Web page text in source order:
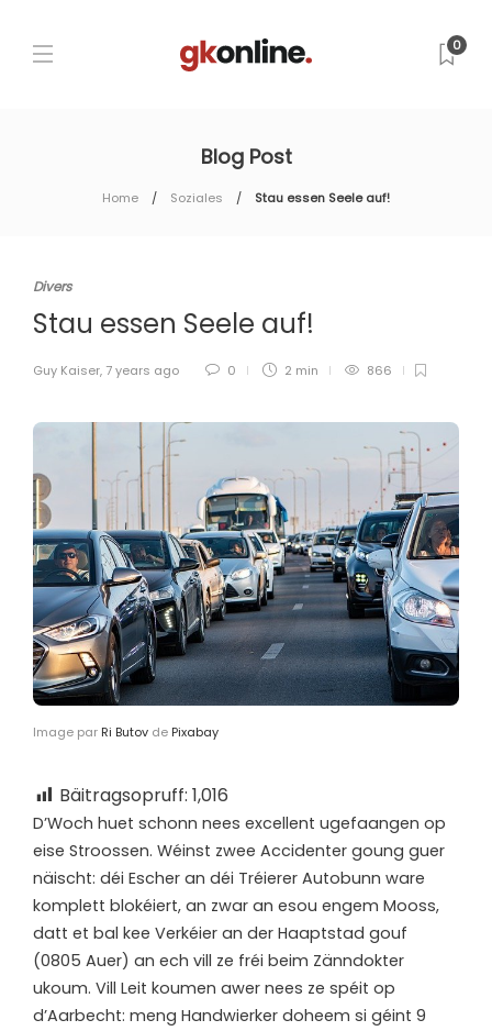
0
Blog Post
Home Soziales Stau essen Seele auf!
Divers
Stau essen Seele auf!
Guy Kaiser, 7 years ago 0 2 min 866
Image par Ri Butov de Pixabay
Bäitragsopruff: 1,016
D’Woch huet schonn nees excellent ugefaangen op
eise Stroossen. Wéinst zwee Accidenter goung guer
näischt: déi Escher an déi Tréierer Autobunn ware
komplett blokéiert, an zwar an esou engem Mooss,
datt et bal kee Verkéier an der Haaptstad gouf
(0805 Auer) an ech vill ze fréi beim Zänndokter
ukoum. Vill Leit koumen awer nees ze spéit op
d’Aarbecht: meng Handwierker doheem si géint 9